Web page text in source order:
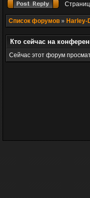
Список форумов » Harley-
Кто сейчас на
Сейчас этот форум